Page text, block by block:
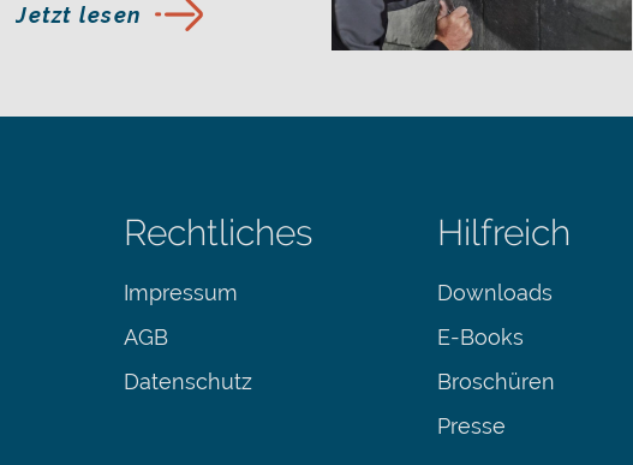
Jetzt lesen
Rechtliches
Impressum
AGB
Datenschutz
Hilfreich
Downloads
E-Books
Broschüren
Presse